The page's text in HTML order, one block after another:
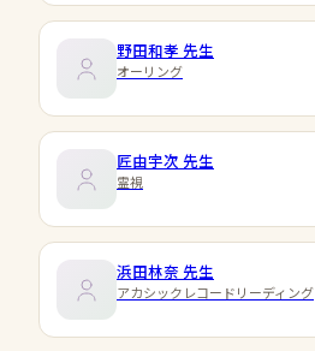
野田和孝 先生
オーリング
匠由宇次 先生
霊視
浜田林奈 先生
アカシックレコードリーディング